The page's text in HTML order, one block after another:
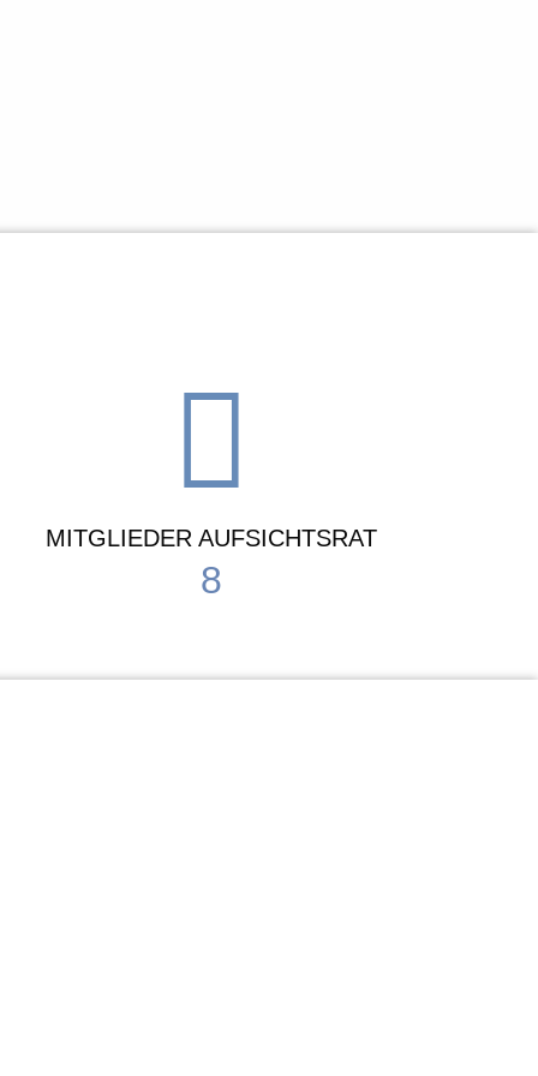
MITGLIEDER AUFSICHTSRAT
8